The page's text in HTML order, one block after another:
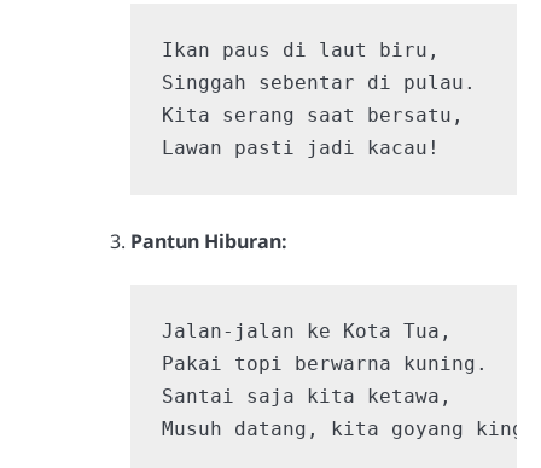
Ikan paus di laut biru,
Singgah sebentar di pulau.
Kita serang saat bersatu,
Lawan pasti jadi kacau!
Pantun Hiburan:
Jalan-jalan ke Kota Tua,
Pakai topi berwarna kuning.
Santai saja kita ketawa,
Musuh datang, kita goyang king!